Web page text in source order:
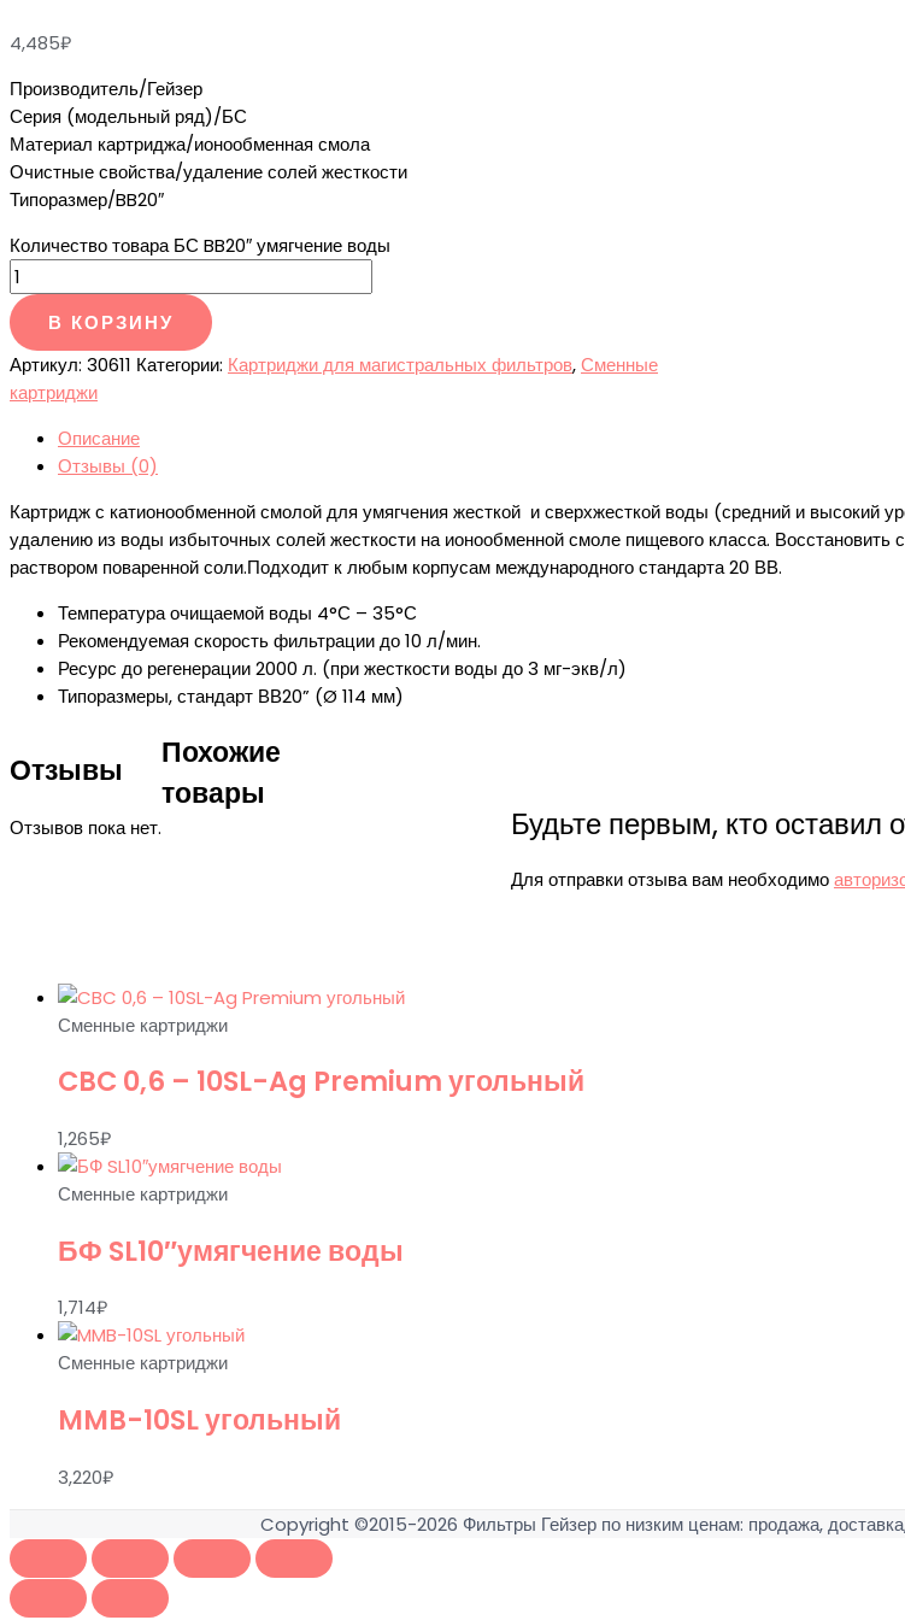
4,485₽
Производитель/Гейзер
Серия (модельный ряд)/БС
Материал картриджа/ионообменная смола
Очистные свойства/удаление солей жесткости
Типоразмер/BB20″
Количество товара БС BB20″ умягчение воды
В КОРЗИНУ
Артикул: 30611 Категории: Картриджи для магистральных фильтров,Сменные
картриджи
Описание
Отзывы (0)
Картридж с катионообменной смолой для умягчения жесткой и сверхжесткой воды (средний и высокий
удалению из воды избыточных солей жесткости на ионообменной смоле пищевого класса. Восстановить
раствором поваренной соли.Подходит к любым корпусам международного стандарта 20 ВВ.
Температура очищаемой воды 4°С – 35°С
Рекомендуемая скорость фильтрации до 10 л/мин.
Ресурс до регенерации 2000 л. (при жесткости воды до 3 мг-экв/л)
Типоразмеры, стандарт ВВ20” (Ø 114 мм)
Отзывы
Отзывов пока нет. Будьте первым, кто оставил
Для отправки отзыва вам необходимо
Похожие
товары
Сменные картриджи
CBC 0,6 – 10SL-Ag Premium угольный
1,265₽
Сменные картриджи
БФ SL10″умягчение воды
1,714₽
Сменные картриджи
MMB-10SL угольный
3,220₽
Copyright ©2015-2026 Фильтры Гейзер по низким ценам: продажа,